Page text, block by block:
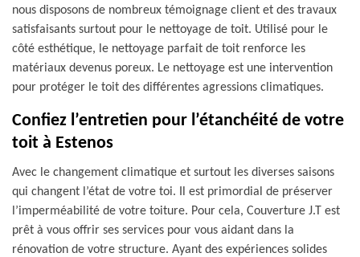
nous disposons de nombreux témoignage client et des travaux
satisfaisants surtout pour le nettoyage de toit. Utilisé pour le
côté esthétique, le nettoyage parfait de toit renforce les
matériaux devenus poreux. Le nettoyage est une intervention
pour protéger le toit des différentes agressions climatiques.
Confiez l’entretien pour l’étanchéité de votre
toit à Estenos
Avec le changement climatique et surtout les diverses saisons
qui changent l’état de votre toi. Il est primordial de préserver
l’imperméabilité de votre toiture. Pour cela, Couverture J.T est
prêt à vous offrir ses services pour vous aidant dans la
rénovation de votre structure. Ayant des expériences solides